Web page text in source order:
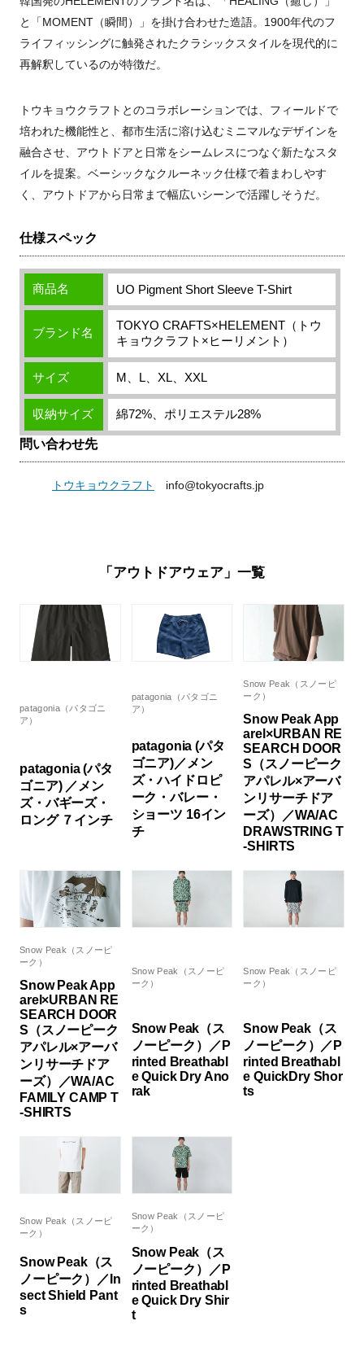
と「MOMENT（瞬間）」を掛け合わせた造語。1900年代のフ
ライフィッシングに触発されたクラシックスタイルを現代的に
再解釈しているのが特徴だ。
トウキョウクラフトとのコラボレーションでは、 フィールドで
培われた機能性と、都市生活に溶け込むミニマルなデザインを
融合させ、アウトドアと日常をシームレスにつなぐ新たなスタ
イルを提案。ベーシックなクルーネック仕様で着まわしやす
く、アウトドアから日常まで幅広いシーンで活躍しそうだ。
仕様スペック
商品名 UO Pigment Short Sleeve T-Shirt
ブランド名
TOKYO CRAFTS×HELEMENT（トウ
キョウクラフト×ヒーリメント）
サイズ M、L、XL、XXL
収納サイズ 綿72%、ポリエステル28%
問い合わせ先
トウキョウクラフト info@tokyocrafts.jp
「アウトドアウェア」一覧
patagonia（パタゴニ
ア）
patagonia (パタ
ゴニア) ／メン
ズ・バギーズ・
ロング ７インチ
patagonia（パタゴニ
ア）
patagonia (パタ
ゴニア)／メン
ズ・ハイドロピ
ーク・バレー・
ショーツ 16イン
チ
Snow Peak（スノーピ
ーク）
Snow Peak App
arel×URBAN RE
SEARCH DOOR
S（スノーピーク
アパレル×アーバ
ンリサーチドア
ーズ）／WA/AC
DRAWSTRING T
-SHIRTS
Snow Peak（スノーピ
ーク）
Snow Peak App
arel×URBAN RE
SEARCH DOOR
S（スノーピーク
アパレル×アーバ
ンリサーチドア
ーズ）／WA/AC
FAMILY CAMP T
-SHIRTS
Snow Peak（スノーピ
ーク）
Snow Peak（ス
ノーピーク）／P
rinted Breathabl
e Quick Dry Ano
rak
Snow Peak（スノーピ
ーク）
Snow Peak（ス
ノーピーク）／P
rinted Breathabl
e QuickDry Shor
ts
Snow Peak（スノーピ
ーク）
Snow Peak（ス
ノーピーク）／In
sect Shield Pant
s
Snow Peak（スノーピ
ーク）
Snow Peak（ス
ノーピーク）／P
rinted Breathabl
e Quick Dry Shir
t